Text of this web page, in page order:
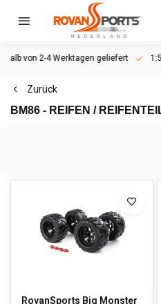
von 2-4 Werktagen geliefert
Zurück
BM86 - REIFEN /
RovanSports Big Monster